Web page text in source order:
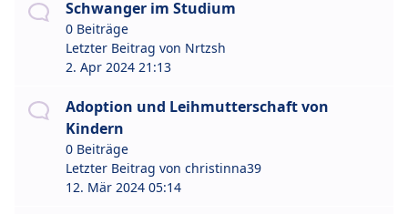
Schwanger im Studium
0 Beiträge
Letzter Beitrag von Nrtzsh
2. Apr 2024 21:13
Adoption und Leihmutterschaft von
Kindern
0 Beiträge
Letzter Beitrag von christinna39
12. Mär 2024 05:14